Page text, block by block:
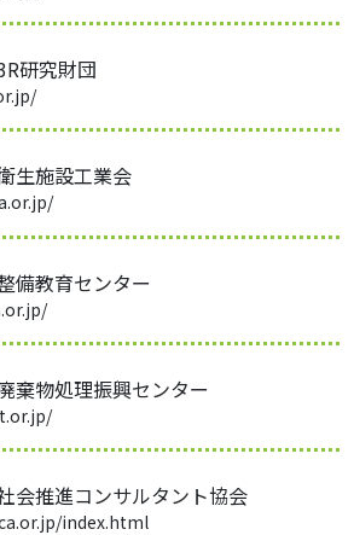
研究財団
生施設工業会
備教育センター
棄物処理振興センター
会推進コンサルタント協会
index.html